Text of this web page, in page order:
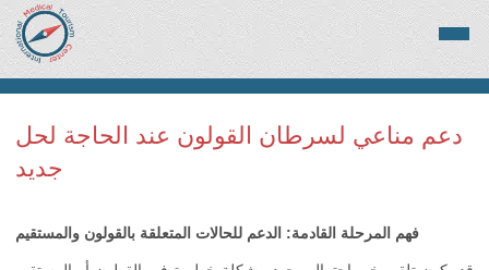
دعم مناعي لسرطان القولون عند الحاجة لحل
جديد
فهم المرحلة القادمة: الدعم للحالات المتعلقة بالقولون والمستقيم